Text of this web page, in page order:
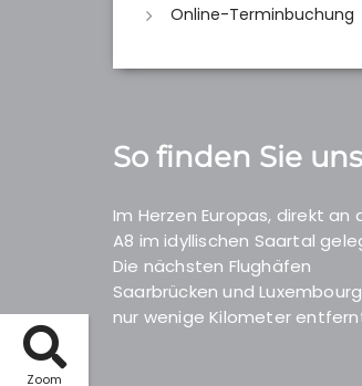
Zoom
Online-Terminbuchung
So finden Sie
Im Herzen Europas, direkt an
A8 im idyllischen Saartal
Die nächsten Flughäfen
Saarbrücken und
nur wenige Kilometer